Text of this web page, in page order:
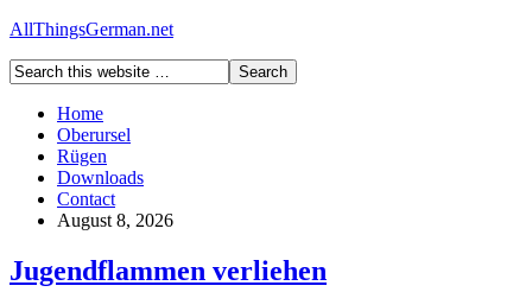
AllThingsGerman.net
Home
Oberursel
Rügen
Downloads
Contact
August 8, 2026
Jugendflammen verliehen